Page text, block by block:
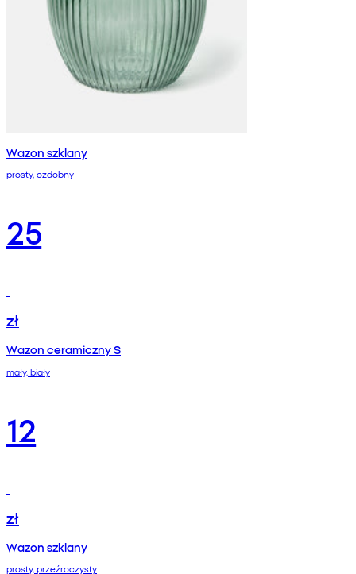
Wazon szklany
prosty, ozdobny
25
zł
Wazon ceramiczny S
mały, biały
12
zł
Wazon szklany
prosty, przeźroczysty